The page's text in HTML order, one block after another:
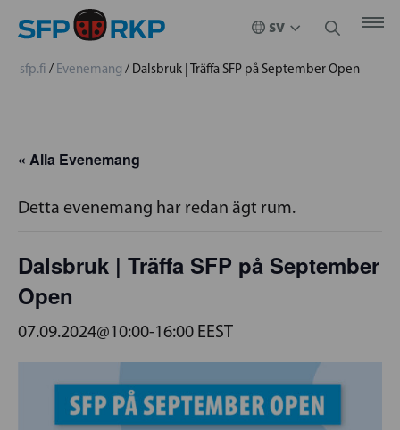
sfp.fi / Evenemang / Dalsbruk | Träffa SFP på September Open
« Alla Evenemang
Detta evenemang har redan ägt rum.
Dalsbruk | Träffa SFP på September
Open
07.09.2024@10:00-16:00 EEST